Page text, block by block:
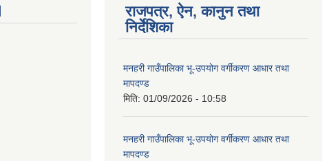
राजपत्र, ऐन, कानुन तथा
निर्देशिका
मनहरी गाउँपालिका भू-उपयोग वर्गीकरण आधार तथा
मापदण्ड
मिति: 01/09/2026 - 10:58
मनहरी गाउँपालिका भू-उपयोग वर्गीकरण आधार तथा
मापदण्ड